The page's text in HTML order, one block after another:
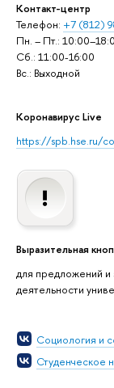
Контакт-центр
Телефон: +7 (812)
Пн. – Пт.:
Сб.: 11:00-16:00
Вс.: Выходной
Коронавирус Live
https://spb.hse.ru/
Выразительная
для предложений и
деятельности
Социология и
Студенческое